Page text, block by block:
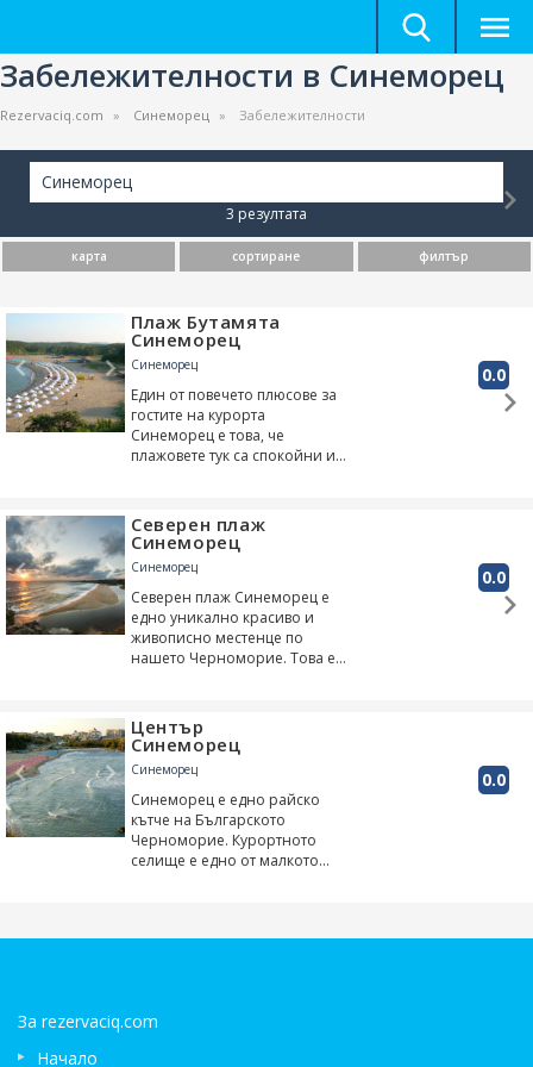
Забележителности в Синеморец
Rezervaciq.com Синеморец Забележителности
Синеморец
3 резултата
карта сортиране филтър
Плаж Бутамята
Синеморец
Синеморец 0.0
Един от повечето плюсове за
гостите на курорта
Синеморец е това, че
плажовете тук са спокойни и
известни курорти по нашето
Черноморие. Осв...
Северен плаж
Синеморец
Синеморец 0.0
Северен плаж Синеморец е
едно уникално красиво и
живописно местенце по
нашето Черноморие. Това е
море. Морето и реката са
разделени от пл...
Център
Синеморец
Синеморец 0.0
Синеморец е едно райско
кътче на Българското
Черноморие. Курортното
селище е едно от малкото
устието на река Велека. ...
За rezervaciq.com
Начало